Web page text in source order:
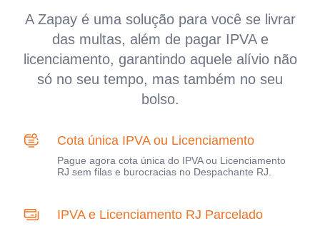
A Zapay é uma solução para você se livrar
das multas, além de pagar IPVA e
licenciamento, garantindo aquele alívio não
só no seu tempo, mas também no seu
bolso.
Cota única IPVA ou Licenciamento
Pague agora cota única do IPVA ou Licenciamento
RJ sem filas e burocracias no Despachante RJ.
IPVA e Licenciamento RJ Parcelado